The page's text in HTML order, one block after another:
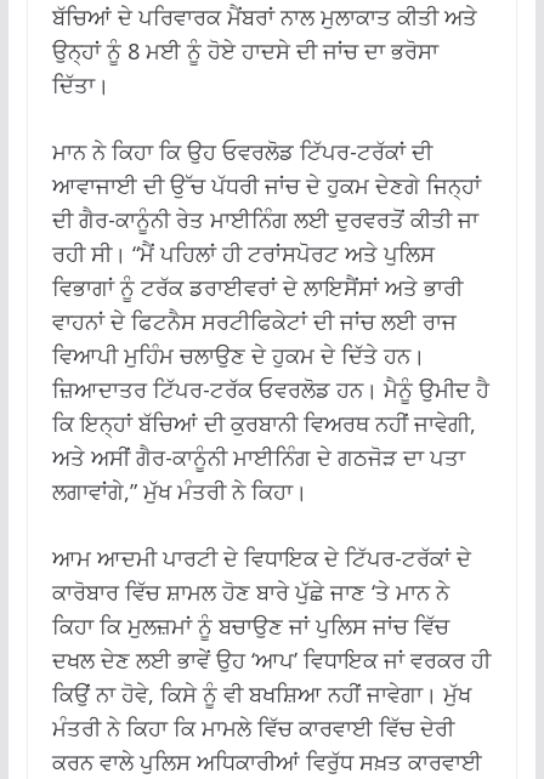
ਬੱਚਿਆਂ ਦੇ ਪਰਿਵਾਰਕ ਮੈਂਬਰਾਂ ਨਾਲ ਮੁਲਾਕਾਤ ਕੀਤੀ ਅਤੇ
ਉਨ੍ਹਾਂ ਨੂੰ 8 ਮਈ ਨੂੰ ਹੋਏ ਹਾਦਸੇ ਦੀ ਜਾਂਚ ਦਾ ਭਰੋਸਾ
ਦਿੱਤਾ।
ਮਾਨ ਨੇ ਕਿਹਾ ਕਿ ਉਹ ਓਵਰਲੋਡ ਟਿੱਪਰ-ਟਰੱਕਾਂ ਦੀ
ਆਵਾਜਾਈ ਦੀ ਉੱਚ ਪੱਧਰੀ ਜਾਂਚ ਦੇ ਹੁਕਮ ਦੇਣਗੇ ਜਿਨ੍ਹਾਂ
ਦੀ ਗੈਰ-ਕਾਨੂੰਨੀ ਰੇਤ ਮਾਈਨਿੰਗ ਲਈ ਦੁਰਵਰਤੋਂ ਕੀਤੀ ਜਾ
ਰਹੀ ਸੀ। “ਮੈਂ ਪਹਿਲਾਂ ਹੀ ਟਰਾਂਸਪੋਰਟ ਅਤੇ ਪੁਲਿਸ
ਵਿਭਾਗਾਂ ਨੂੰ ਟਰੱਕ ਡਰਾਈਵਰਾਂ ਦੇ ਲਾਇਸੈਂਸਾਂ ਅਤੇ ਭਾਰੀ
ਵਾਹਨਾਂ ਦੇ ਫਿਟਨੈਸ ਸਰਟੀਫਿਕੇਟਾਂ ਦੀ ਜਾਂਚ ਲਈ ਰਾਜ
ਵਿਆਪੀ ਮੁਹਿੰਮ ਚਲਾਉਣ ਦੇ ਹੁਕਮ ਦੇ ਦਿੱਤੇ ਹਨ।
ਜ਼ਿਆਦਾਤਰ ਟਿੱਪਰ-ਟਰੱਕ ਓਵਰਲੋਡ ਹਨ। ਮੈਨੂੰ ਉਮੀਦ ਹੈ
ਕਿ ਇਨ੍ਹਾਂ ਬੱਚਿਆਂ ਦੀ ਕੁਰਬਾਨੀ ਵਿਅਰਥ ਨਹੀਂ ਜਾਵੇਗੀ,
ਅਤੇ ਅਸੀਂ ਗੈਰ-ਕਾਨੂੰਨੀ ਮਾਈਨਿੰਗ ਦੇ ਗਠਜੋੜ ਦਾ ਪਤਾ
ਲਗਾਵਾਂਗੇ,” ਮੁੱਖ ਮੰਤਰੀ ਨੇ ਕਿਹਾ।
ਆਮ ਆਦਮੀ ਪਾਰਟੀ ਦੇ ਵਿਧਾਇਕ ਦੇ ਟਿੱਪਰ-ਟਰੱਕਾਂ ਦੇ
ਕਾਰੋਬਾਰ ਵਿੱਚ ਸ਼ਾਮਲ ਹੋਣ ਬਾਰੇ ਪੁੱਛੇ ਜਾਣ ‘ਤੇ ਮਾਨ ਨੇ
ਕਿਹਾ ਕਿ ਮੁਲਜ਼ਮਾਂ ਨੂੰ ਬਚਾਉਣ ਜਾਂ ਪੁਲਿਸ ਜਾਂਚ ਵਿੱਚ
ਦਖਲ ਦੇਣ ਲਈ ਭਾਵੇਂ ਉਹ ‘ਆਪ’ ਵਿਧਾਇਕ ਜਾਂ ਵਰਕਰ ਹੀ
ਕਿਉਂ ਨਾ ਹੋਵੇ, ਕਿਸੇ ਨੂੰ ਵੀ ਬਖਸ਼ਿਆ ਨਹੀਂ ਜਾਵੇਗਾ। ਮੁੱਖ
ਮੰਤਰੀ ਨੇ ਕਿਹਾ ਕਿ ਮਾਮਲੇ ਵਿੱਚ ਕਾਰਵਾਈ ਵਿੱਚ ਦੇਰੀ
ਕਰਨ ਵਾਲੇ ਪੁਲਿਸ ਅਧਿਕਾਰੀਆਂ ਵਿਰੁੱਧ ਸਖ਼ਤ ਕਾਰਵਾਈ